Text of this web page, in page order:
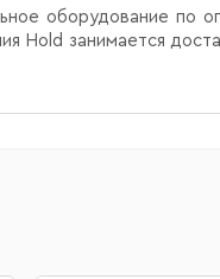
оборудование по
Hold занимается